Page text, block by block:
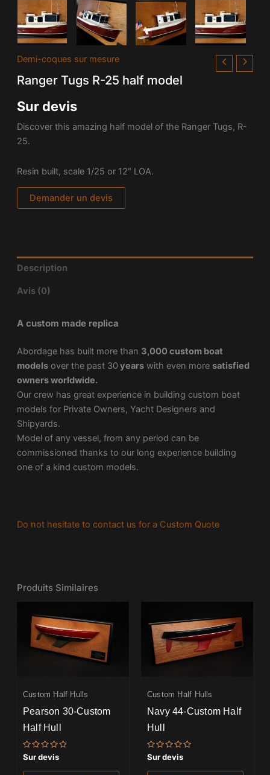
Demi-coques sur mesure
Ranger Tugs R-25 half model
Sur devis
Discover this amazing half model of the Ranger Tugs, R-
25.
Resin built, scale 1/25 or 12″ LOA.
Demander un devis
Description
Avis (0)
A custom made replica
Abordage has built more than 3,000 custom boat
modelsover the past 30 yearswith even more satisfied
owners worldwide.
Our crew has great experience in building custom boat
models for Private Owners, Yacht Designers and
Shipyards.
Model of any vessel, from any period can be
commissioned thanks to our long experience building
one of a kind custom models.
Do not hesitate to contact us for a Custom Quote
Produits Similaires
Custom Half Hulls
Pearson 30-Custom
Half Hull
Note
0
sur
Sur devis
Custom Half Hulls
Navy 44-Custom Half
Hull
Note
0
sur
Sur devis